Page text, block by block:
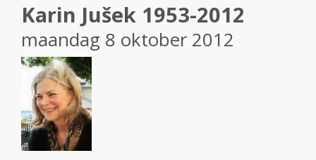
Karin Jušek 1953-2012
maandag 8 oktober 2012